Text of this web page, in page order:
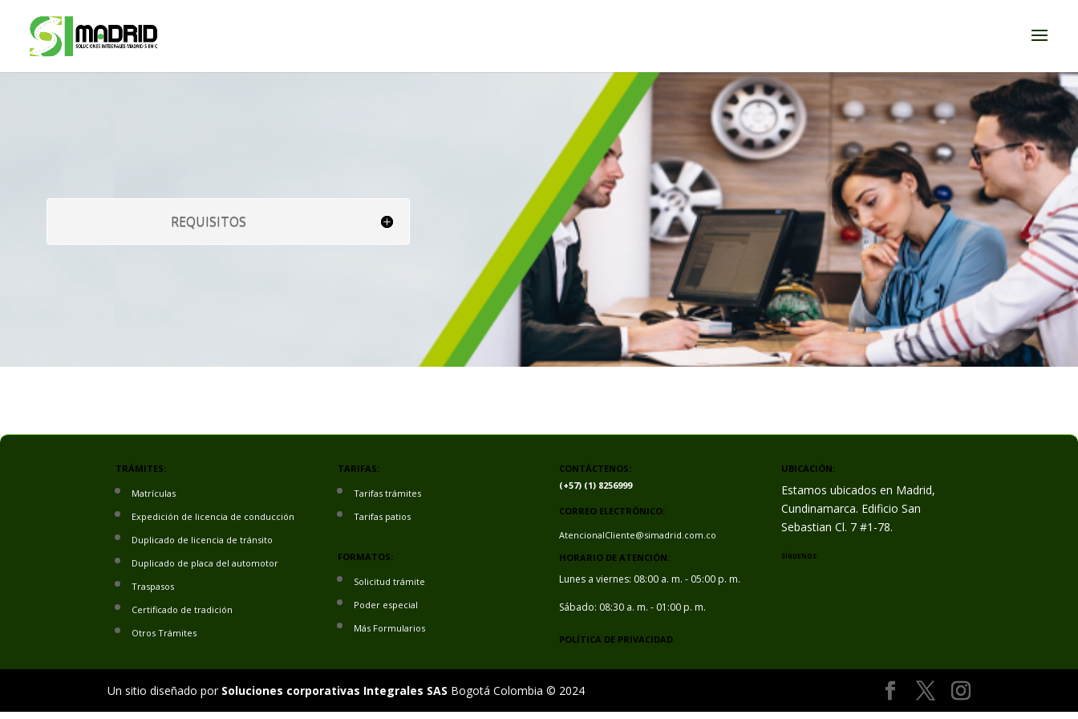
REQUISITOS
TRÁMITES:
Matrículas
Expedición de licencia de conducción
Duplicado de licencia de tránsito
Duplicado de placa del automotor
Traspasos
Certificado de tradición
Otros Trámites
TARIFAS:
Tarifas trámites
Tarifas patios
FORMATOS:
Solicitud trámite
Poder especial
Más Formularios
CONTÁCTENOS:
(+57) (1) 8256999
CORREO ELECTRÓNICO:
AtencionalCliente@simadrid.com.co
HORARIO DE ATENCIÓN:
Lunes a viernes: 08:00 a. m. - 05:00 p. m.
Sábado: 08:30 a. m. - 01:00 p. m.
POLÍTICA DE PRIVACIDAD
UBICACIÓN:
Estamos ubicados en Madrid,
Cundinamarca. Edificio San
Sebastian Cl. 7 #1-78.
SÍGUENOS:
Un sitio diseñado por Soluciones corporativas Integrales SAS Bogotá Colombia © 2024